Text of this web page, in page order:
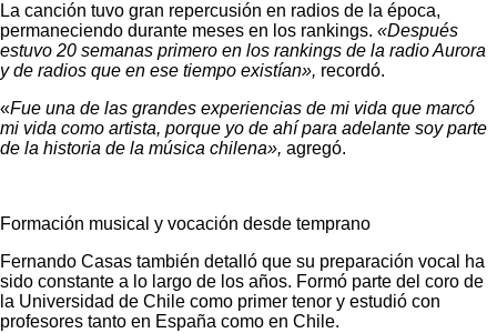
La canción tuvo gran repercusión en radios de la época,
permaneciendo durante meses en los rankings. «Después
estuvo 20 semanas primero en los rankings de la radio Aurora
y de radios que en ese tiempo existían», recordó.
«Fue una de las grandes experiencias de mi vida que marcó
mi vida como artista, porque yo de ahí para adelante soy parte
de la historia de la música chilena», agregó.
Formación musical y vocación desde temprano
Fernando Casas también detalló que su preparación vocal ha
sido constante a lo largo de los años. Formó parte del coro de
la Universidad de Chile como primer tenor y estudió con
profesores tanto en España como en Chile.